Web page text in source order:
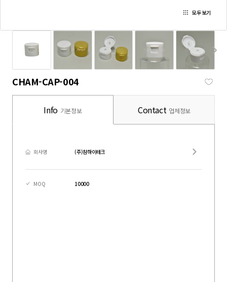
모두 보기
CHAM-CAP-004
Info 기본정보 Contact 업체정보
회사명 (주)참하이테크
MOQ 10000